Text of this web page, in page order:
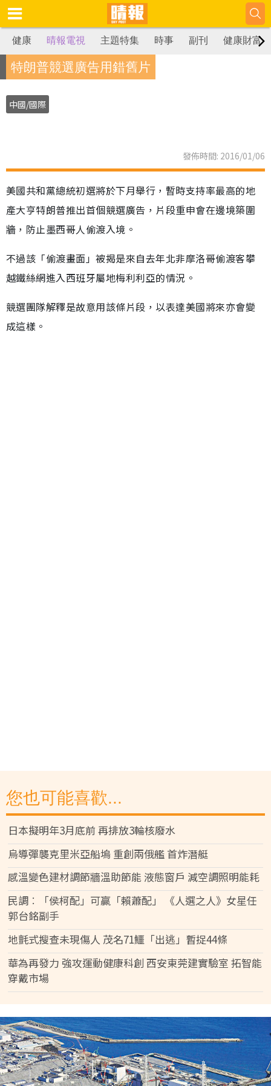
健康 晴報電視 主題特集 時事 副刊 健康財富
特朗普競選廣告用錯舊片
中國/國際
發佈時間: 2016/01/06
美國共和黨總統初選將於下月舉行，暫時支持率最高的地
產大亨特朗普推出首個競選廣告，片段重申會在邊境築圍
牆，防止墨西哥人偷渡入境。
不過該「偷渡畫面」被揭是來自去年北非摩洛哥偷渡客攀
越鐵絲網進入西班牙屬地梅利利亞的情況。
競選團隊解釋是故意用該條片段，以表達美國將來亦會變
成這樣。
您也可能喜歡...
日本擬明年3月底前 再排放3輪核廢水
烏導彈襲克里米亞船塢 重創兩俄艦 首炸潛艇
感溫變色建材調節牆溫助節能 液態窗戶 減空調照明能耗
民調︰「侯柯配」可贏「賴蕭配」 《人選之人》女星任
郭台銘副手
地氈式搜查未現傷人 茂名71鱷「出逃」暫捉44條
華為再發力 強攻運動健康科創 西安東莞建實驗室 拓智能
穿戴市場